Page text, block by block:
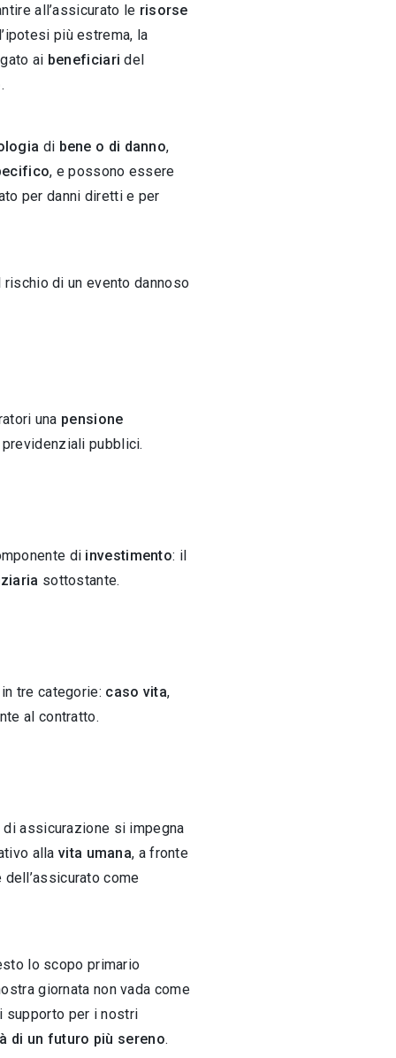
all’assicurato le risorse
più estrema, la
ai beneficiaridel
.
di bene o di danno,
, e possono essere
per danni diretti e per
di un evento dannoso
una pensione
pubblici.
di investimento: il
sottostante.
tre categorie: caso vita,
al contratto.
assicurazione si impegna
allavita umana, a fronte
come
lo scopo primario
giornata non vada come
supporto per i nostri
di un futuro più sereno.